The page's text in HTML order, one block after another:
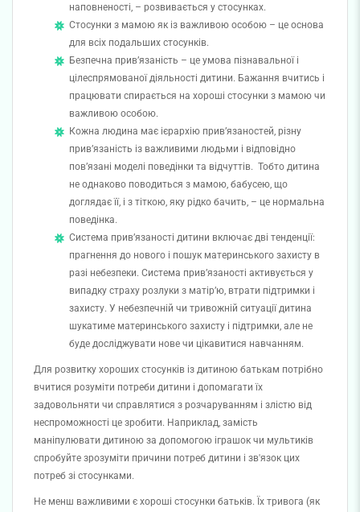
наповненості, – розвивається у стосунках.
Стосунки з мамою як із важливою особою – це основа
для всіх подальших стосунків.
Безпечна прив’язаність – це умова пізнавальної і
цілеспрямованої діяльності дитини. Бажання вчитись і
працювати спирається на хороші стосунки з мамою чи
важливою особою.
Кожна людина має ієрархію прив’язаностей, різну
прив’язаність із важливими людьми і відповідно
пов’язані моделі поведінки та відчуттів. Тобто дитина
не однаково поводиться з мамою, бабусею, що
доглядає її, і з тіткою, яку рідко бачить, – це нормальна
поведінка.
Система прив’язаності дитини включає дві тенденції:
прагнення до нового і пошук материнського захисту в
разі небезпеки. Система прив’язаності активується у
випадку страху розлуки з матір’ю, втрати підтримки і
захисту. У небезпечній чи тривожній ситуації дитина
шукатиме материнського захисту і підтримки, але не
буде досліджувати нове чи цікавитися навчанням.
Для розвитку хороших стосунків із дитиною батькам потрібно
вчитися розуміти потреби дитини і допомагати їх
задовольняти чи справлятися з розчаруванням і злістю від
неспроможності це зробити. Наприклад, замість
маніпулювати дитиною за допомогою іграшок чи мультиків
спробуйте зрозуміти причини потреб дитини і зв'язок цих
потреб зі стосунками.
Не менш важливими є хороші стосунки батьків. Їх тривога (як